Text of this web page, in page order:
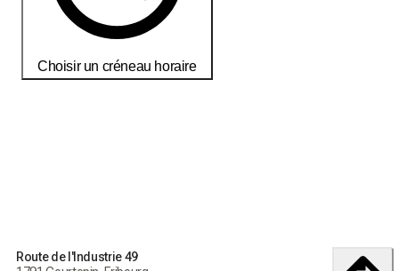
Choisir un créneau horaire
Commandez aujourd'hui pour recevoir vos produits d'ici le
Route de l'Industrie 49